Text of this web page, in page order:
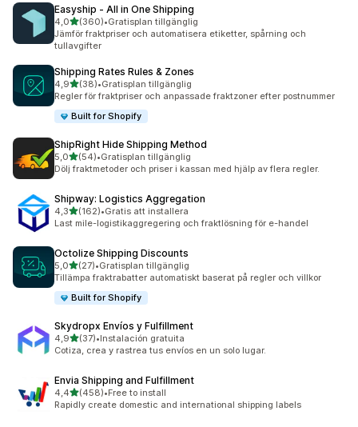
Easyship ‑ All in One Shipping
4,0av 5 stjärnor
(360)
360 recensioner totalt
•Gratisplan tillgänglig
Jämför fraktpriser och automatisera etiketter, spårning och
tullavgifter
Shipping Rates Rules & Zones
4,9av 5 stjärnor
(38)
38 recensioner totalt
•Gratisplan tillgänglig
Regler för fraktpriser och anpassade fraktzoner efter postnummer
Built for Shopify
ShipRight Hide Shipping Method
5,0av 5 stjärnor
(54)
54 recensioner totalt
•Gratisplan tillgänglig
Dölj fraktmetoder och priser i kassan med hjälp av flera regler.
Shipway: Logistics Aggregation
4,3av 5 stjärnor
(162)
162 recensioner totalt
•Gratis att installera
Last mile-logistikaggregering och fraktlösning för e-handel
Octolize Shipping Discounts
5,0av 5 stjärnor
(27)
27 recensioner totalt
•Gratisplan tillgänglig
Tillämpa fraktrabatter automatiskt baserat på regler och villkor
Built for Shopify
Skydropx Envíos y Fulfillment
4,9av 5 stjärnor
(37)
37 recensioner totalt
•Instalación gratuita
Cotiza, crea y rastrea tus envíos en un solo lugar.
Envia Shipping and Fulfillment
4,4av 5 stjärnor
(458)
458 recensioner totalt
•Free to install
Rapidly create domestic and international shipping labels